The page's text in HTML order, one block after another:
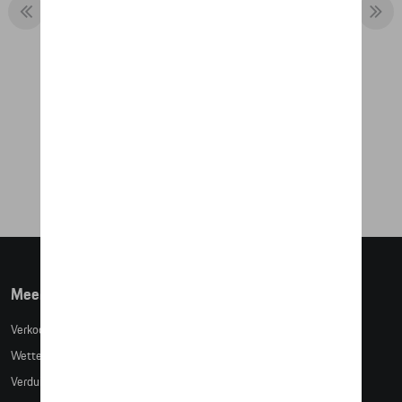
Meer info
Verkoopsvoorwaarden
Wettelijke bepalingen
Verduidelijking kledingmaten